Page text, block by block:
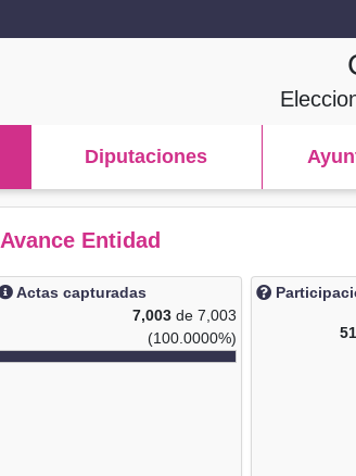
Diputaciones
Avance Entidad
Actas capturadas
7,003 de 7,003
(100.0000%)